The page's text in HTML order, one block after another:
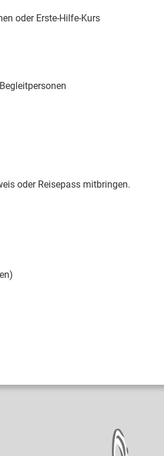
oder Erste-Hilfe-Kurs
oder Reisepass mitbringen.